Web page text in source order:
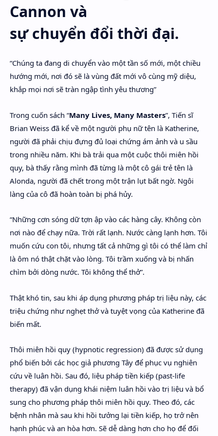
Cannon và
sự chuyển đổi thời đại.
“Chúng ta đang di chuyển vào một tần số mới, một chiều
hướng mới, nơi đó sẽ là vùng đất mới vô cùng mỹ diệu,
khắp mọi nơi sẽ tràn ngập tình yêu thương”
Trong cuốn sách “Many Lives, Many Masters”, Tiến sĩ
Brian Weiss đã kể về một người phụ nữ tên là Katherine,
người đã phải chịu đựng đủ loại chứng ám ảnh và u sầu
trong nhiều năm. Khi bà trải qua một cuộc thôi miên hồi
quy, bà thấy rằng mình đã từng là một cô gái trẻ tên là
Alonda, người đã chết trong một trận lụt bất ngờ. Ngôi
làng của cô đã hoàn toàn bị phá hủy.
“Những cơn sóng dữ tợn ập vào các hàng cây. Không còn
nơi nào để chạy nữa. Trời rất lạnh. Nước càng lạnh hơn. Tôi
muốn cứu con tôi, nhưng tất cả những gì tôi có thể làm chỉ
là ôm nó thật chặt vào lòng. Tôi trầm xuống và bị nhấn
chìm bởi dòng nước. Tôi không thể thở”.
Thật khó tin, sau khi áp dụng phương pháp trị liệu này, các
triệu chứng như nghẹt thở và tuyệt vọng của Katherine đã
biến mất.
Thôi miên hồi quy (hypnotic regression) đã được sử dụng
phổ biến bởi các học giả phương Tây để phục vụ nghiên
cứu về luân hồi. Sau đó, liệu pháp tiền kiếp (past-life
therapy) đã vận dụng khái niệm luân hồi vào trị liệu và bổ
sung cho phương pháp thôi miên hồi quy. Theo đó, các
bệnh nhân mà sau khi hồi tưởng lại tiền kiếp, họ trở nên
hạnh phúc và an hòa hơn. Sẽ dễ dàng hơn cho họ để đối